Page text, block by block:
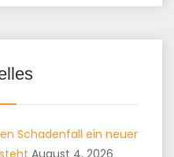
Schadenfall ein neuer
August 4, 2026